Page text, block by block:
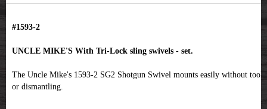
#1593-2
UNCLE MIKE'S With Tri-Lock sling swivels - set.
The Uncle Mike's 1593-2 SG2 Shotgun Swivel mounts easily without tools
or dismantling.